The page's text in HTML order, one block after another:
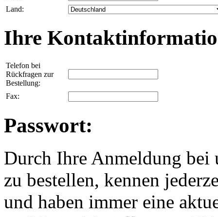
Land:
Ihre
Telefon bei
Rückfragen zur
Bestellung:
Fax:
Passwort:
Durch Ihre Anmeldung bei
zu bestellen, kennen
und haben immer eine